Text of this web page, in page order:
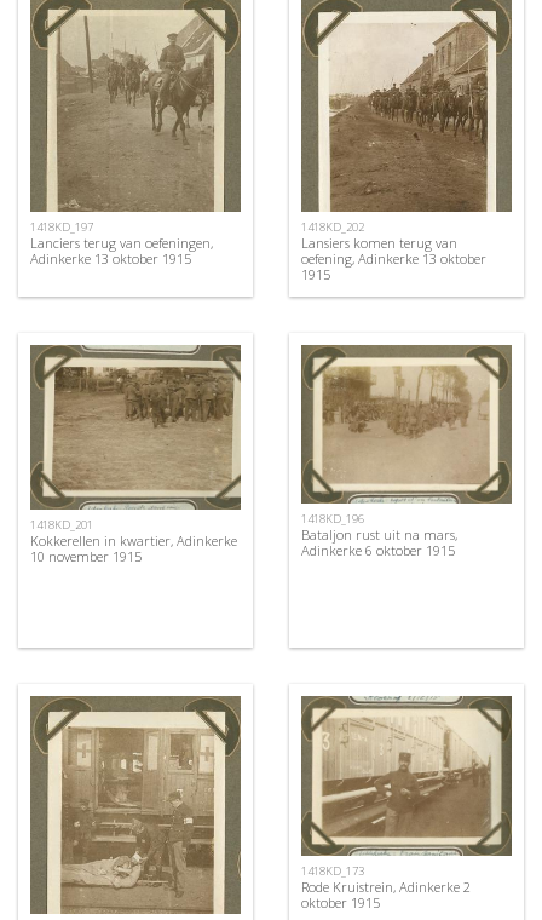
1418KD_197
Lanciers terug van oefeningen,
Adinkerke 13 oktober 1915
1418KD_202
Lansiers komen terug van
oefening, Adinkerke 13 oktober
1915
1418KD_201
Kokkerellen in kwartier, Adinkerke
10 november 1915
1418KD_196
Bataljon rust uit na mars,
Adinkerke 6 oktober 1915
1418KD_173
Rode Kruistrein, Adinkerke 2
oktober 1915